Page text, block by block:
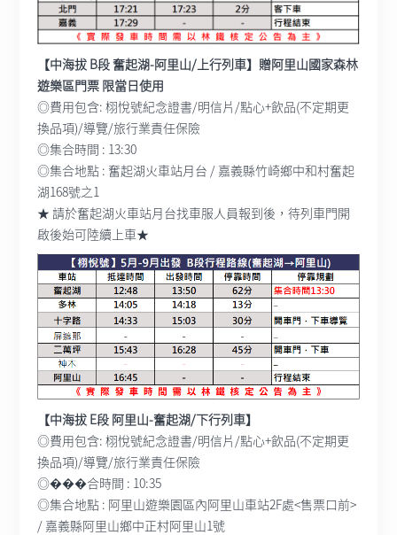
【中海拔 B段 奮起湖-阿里山/上行列車】贈阿里山國家森林
遊樂區門票 限當日使用
◎費用包含: 栩悅號紀念證書/明信片/點心+飲品(不定期更
換品項)/導覽/旅行業責任保險
◎集合時間 : 13:30
◎集合地點 : 奮起湖火車站月台 / 嘉義縣竹崎鄉中和村奮起
湖168號之1
★ 請於奮起湖火車站月台找車服人員報到後，待列車門開
啟後始可陸續上車★
【中海拔 E段 阿里山-奮起湖/下行列車】
◎費用包含: 栩悅號紀念證書/明信片/點心+飲品(不定期更
換品項)/導覽/旅行業責任保險
◎���合時間 : 10:35
◎集合地點 : 阿里山遊樂園區內阿里山車站2F處<售票口前>
/ 嘉義縣阿里山鄉中正村阿里山1號